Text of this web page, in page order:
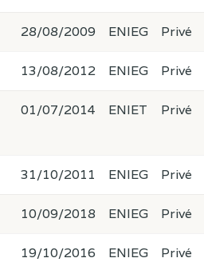
28/08/2009 ENIEG Privé
13/08/2012 ENIEG Privé
01/07/2014 ENIET Privé
31/10/2011 ENIEG Privé
10/09/2018 ENIEG Privé
19/10/2016 ENIEG Privé